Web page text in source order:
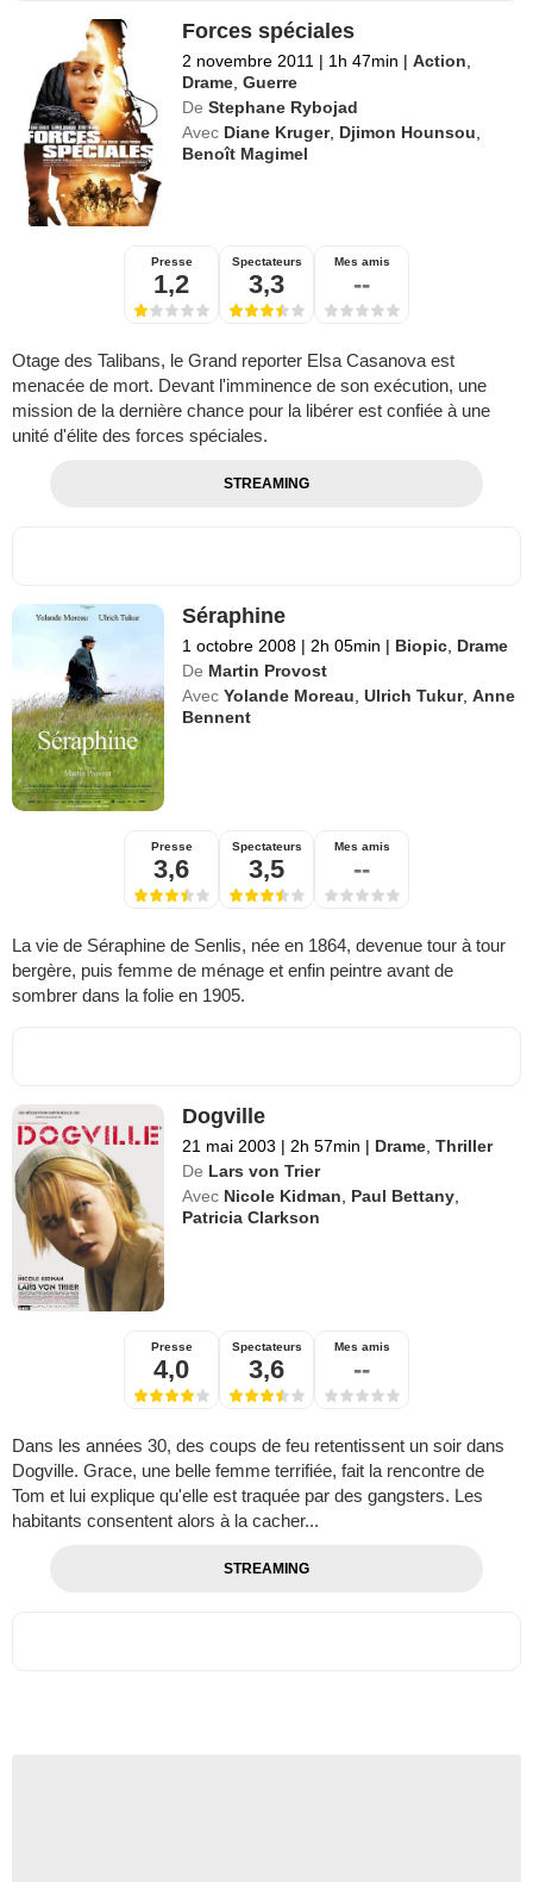
Forces spéciales
2 novembre 2011 | 1h 47min | Action
Drame ,Guerre
De Stephane Rybojad
Avec Diane Kruger, Djimon Hounsou
Benoît Magimel
Presse
1,2
Spectateurs
3,3
Mes amis
--
Otage des Talibans, le Grand reporter Elsa Casanova est
menacée de mort. Devant l'imminence de son exécution, une
mission de la dernière chance pour la libérer est confiée à une
unité d'élite des forces spéciales.
STREAMING
Séraphine
1 octobre 2008 | 2h 05min | Biopic Drame
De Martin Provost
Avec Yolande Moreau ,Ulrich Tukur,Anne
Bennent
Presse
3,6
Spectateurs
3,5
Mes amis
--
La vie de Séraphine de Senlis, née en 1864, devenue tour à tour
bergère, puis femme de ménage et enfin peintre avant de
sombrer dans la folie en 1905.
Dogville
21 mai 2003 | 2h 57min | Drame ,Thriller
De Lars von Trier
Avec Nicole Kidman Paul Bettany
Patricia Clarkson
Presse
4,0
Spectateurs
3,6
Mes amis
--
Dans les années 30, des coups de feu retentissent un soir dans
Dogville. Grace, une belle femme terrifiée, fait la rencontre de
Tom et lui explique qu'elle est traquée par des gangsters. Les
habitants consentent alors à la cacher...
STREAMING